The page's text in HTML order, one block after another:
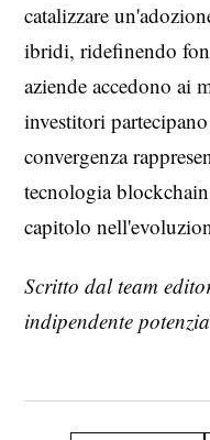
catalizzare
ibridi, ridefinendo
aziende accedono ai
investitori
convergenza
tecnologia
capitolo
Scritto dal team
indipendente